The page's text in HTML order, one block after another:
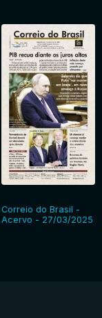
Correio do Brasil -
Acervo - 27/03/2025